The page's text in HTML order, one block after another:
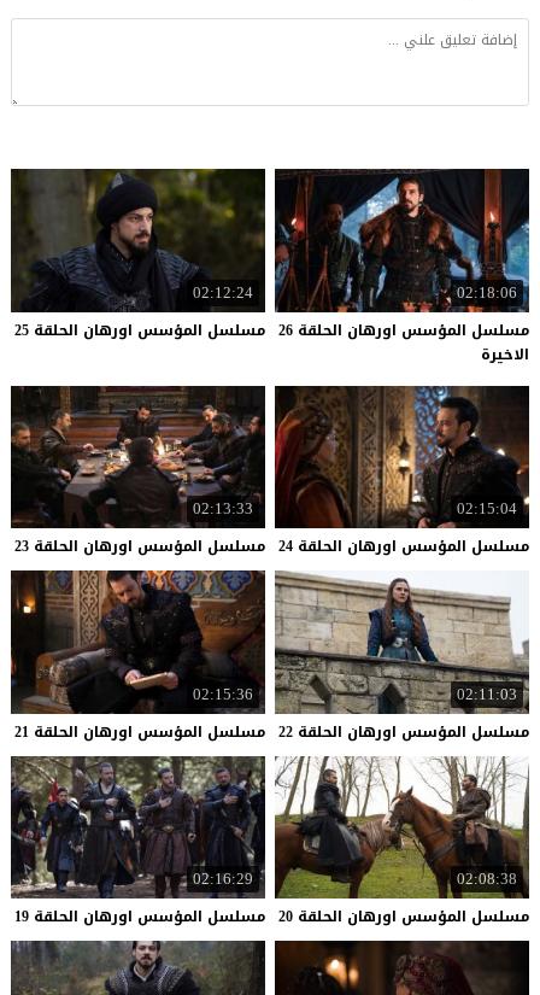
02:18:06
مسلسل المؤسس اورهان الحلقة 26
الاخيرة
02:12:24
مسلسل المؤسس اورهان الحلقة 25
02:15:04
مسلسل المؤسس اورهان الحلقة 24
02:13:33
مسلسل المؤسس اورهان الحلقة 23
02:11:03
مسلسل المؤسس اورهان الحلقة 22
02:15:36
مسلسل المؤسس اورهان الحلقة 21
02:08:38
مسلسل المؤسس اورهان الحلقة 20
02:16:29
مسلسل المؤسس اورهان الحلقة 19